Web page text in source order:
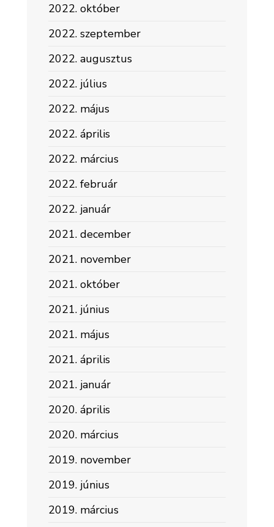
2022. október
2022. szeptember
2022. augusztus
2022. július
2022. május
2022. április
2022. március
2022. február
2022. január
2021. december
2021. november
2021. október
2021. június
2021. május
2021. április
2021. január
2020. április
2020. március
2019. november
2019. június
2019. március